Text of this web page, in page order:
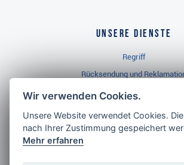
Unsere Dienste
Regriff
Rücksendung und
Widerrufsbelehrung
Golf Brothers.de
Wir verwenden Cookies.
Unsere Website verwendet Cookies.
nach Ihrer Zustimmung gespeichert
Mehr erfahren